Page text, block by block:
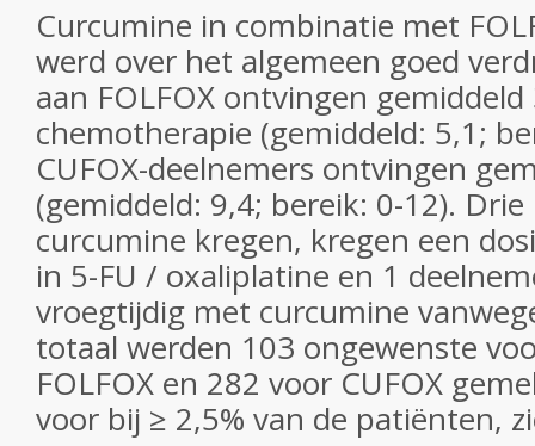
Curcumine in combinatie met
werd over het algemeen goed
aan FOLFOX ontvingen gemiddeld
chemotherapie (gemiddeld: 5,1;
CUFOX-deelnemers ontvingen
(gemiddeld: 9,4; bereik: 0-12).
curcumine kregen, kregen een
in 5-FU / oxaliplatine en 1
vroegtijdig met curcumine
totaal werden 103 ongewenste
FOLFOX en 282 voor CUFOX
voor bij ≥ 2,5% van de patiënten,